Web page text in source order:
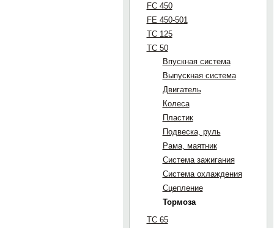
FC 450
FE 450-501
TC 125
TC 50
Впускная система
Выпускная система
Двигатель
Колеса
Пластик
Подвеска, руль
Рама, маятник
Система зажигания
Система охлаждения
Сцепление
Тормоза
TC 65